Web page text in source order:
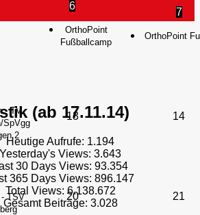
6
OrthoPoint
Fußballcamp
7
OrthoPoint
- TV
SpVgg
2
13 14
- TSV
20 21
(ab 17.11.14)
Heutige Aufrufe: 1.194
Yesterday's Views: 3.643
30 Days Views: 93.354
365 Days Views: 896.147
Total Views: 6.138.672
Gesamt Beiträge: 3.028